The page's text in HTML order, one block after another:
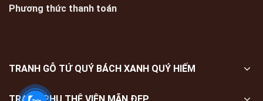
Phương thức thanh toán
TRANH GỖ TỨ QUÝ BÁCH XANH QUÝ HIẾM
TRANH PHU THÊ VIÊN MÃN ĐẸP